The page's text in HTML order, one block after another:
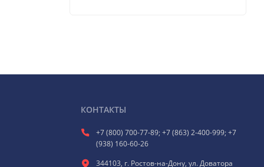
КОНТАКТЫ
+7 (800) 700-77-89; +7 (863) 2-400-999; +7
(938) 160-60-26
344103, г. Ростов-на-Дону, ул. Доватора